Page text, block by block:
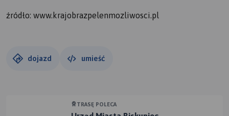
źródło: www.krajobrazpelenmozliwosci.pl
dojazd umieść
TRASĘ POLECA